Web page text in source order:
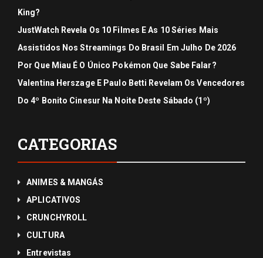
King?
JustWatch Revela Os 10 Filmes E As 10 Séries Mais
Assistidos Nos Streamings Do Brasil Em Julho De 2026
Por Que Miau É O Único Pokémon Que Sabe Falar?
Valentina Herszage E Paulo Betti Revelam Os Vencedores
Do 4º Bonito Cinesur Na Noite Deste Sábado (1º)
CATEGORIAS
ANIMES & MANGÁS
APLICATIVOS
CRUNCHYROLL
CULTURA
Entrevistas